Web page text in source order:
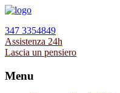
347 3354849
Assistenza 24h
Lascia un pensiero
Menu